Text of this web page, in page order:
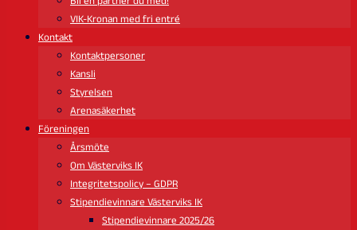
VIK-Kronan med fri entré
Kontakt
Kontaktpersoner
Kansli
Styrelsen
Arenasäkerhet
Föreningen
Årsmöte
Om Västerviks IK
Integritetspolicy – GDPR
Stipendievinnare Västerviks IK
Stipendievinnare 2025/26